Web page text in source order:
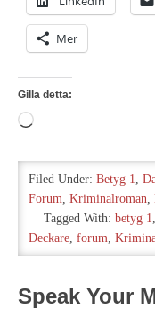
Mer
Gilla detta:
Laddar
…
Filed Under: Betyg 1,
Forum, Kriminalroman,
Tagged With: betyg 1,
Deckare, forum,
Speak Your